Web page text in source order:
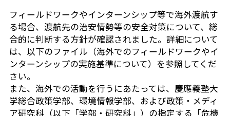
フィールドワークやインターンシップ等で海外渡航す
る場合、渡航先の治安情勢等の安全対策について、総
合的に判断する方針が確認されました。詳細について
は、以下のファイル（海外でのフィールドワークやイ
ンターンシップの実施基準について）を参照してくだ
さい。
また、海外での活動を行うにあたっては、慶應義塾大
学総合政策学部、環境情報学部、および政策・メディ
ア研究科（以下「学部・研究科」）の指定する「危機